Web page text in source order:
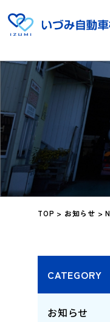
TOP > お知らせ >
CATEGORY
お知らせ